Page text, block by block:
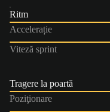
Ritm
Accelerație
Viteză sprint
Tragere la poartă
Poziţionare